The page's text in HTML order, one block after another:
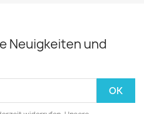
Neuigkeiten und